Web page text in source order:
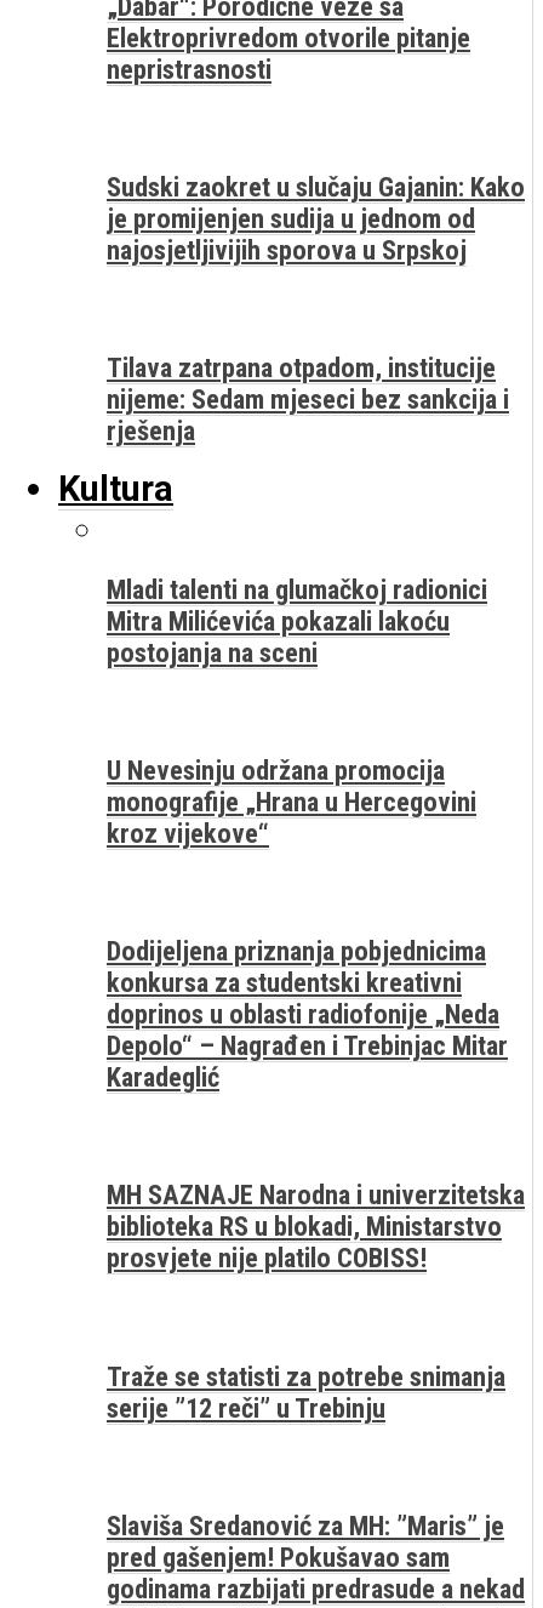
Elektroprivredom otvorile pitanje
nepristrasnosti
Sudski zaokret u slučaju Gajanin: Kako
je promijenjen sudija u jednom od
najosjetljivijih sporova u Srpskoj
Tilava zatrpana otpadom, institucije
nijeme: Sedam mjeseci bez sankcija i
rješenja
Kultura
Mladi talenti na glumačkoj radionici
Mitra Milićevića pokazali lakoću
postojanja na sceni
U Nevesinju održana promocija
monografije „Hrana u Hercegovini
kroz vijekove“
Dodijeljena priznanja pobjednicima
konkursa za studentski kreativni
doprinos u oblasti radiofonije „Neda
Depolo“ – Nagrađen i Trebinjac Mitar
Karadeglić
MH SAZNAJE Narodna i univerzitetska
biblioteka RS u blokadi, Ministarstvo
prosvjete nije platilo COBISS!
Traže se statisti za potrebe snimanja
serije ”12 reči” u Trebinju
Slaviša Sredanović za MH: ”Maris” je
pred gašenjem! Pokušavao sam
godinama razbijati predrasude a nekad